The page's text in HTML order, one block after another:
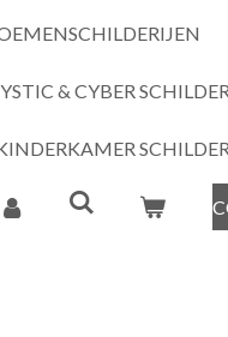
& CYBER